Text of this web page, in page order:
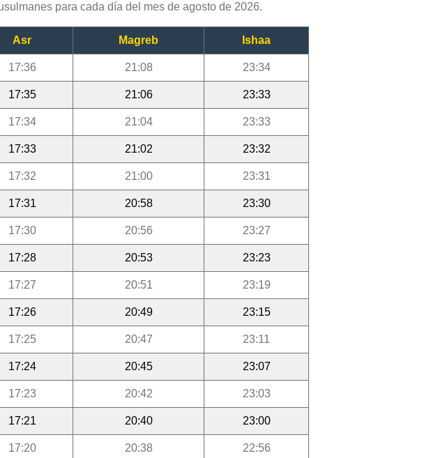
para cada día del mes de agosto de 2026.
Asr Magreb Ishaa
17:36 21:08 23:34
17:35 21:06 23:33
17:34 21:04 23:33
17:33 21:02 23:32
17:32 21:00 23:31
17:31 20:58 23:30
17:30 20:56 23:27
17:28 20:53 23:23
17:27 20:51 23:19
17:26 20:49 23:15
17:25 20:47 23:11
17:24 20:45 23:07
17:23 20:42 23:03
17:21 20:40 23:00
17:20 20:38 22:56